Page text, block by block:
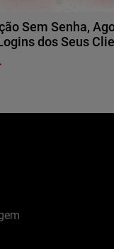
Sem Senha,
dos Seus